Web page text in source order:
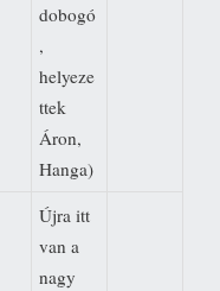
dobogó
,
helyeze
ttek 
Áron,
Hanga)
Újra itt
van a
nagy